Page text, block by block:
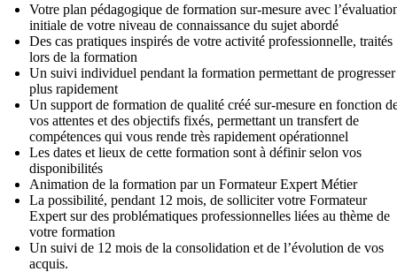
Votre plan pédagogique de formation sur-mesure avec
initiale de votre niveau de connaissance du sujet abordé
Des cas pratiques inspirés de votre activité professionnelle, traités
lors de la formation
Un suivi individuel pendant la formation permettant de progresser
plus rapidement
Un support de formation de qualité créé sur-mesure en fonction
vos attentes et des objectifs fixés, permettant un transfert de
compétences qui vous rende très rapidement opérationnel
Les dates et lieux de cette formation sont à définir selon vos
disponibilités
Animation de la formation par un Formateur Expert Métier
La possibilité, pendant 12 mois, de solliciter votre Formateur
Expert sur des problématiques professionnelles liées au thème de
votre formation
Un suivi de 12 mois de la consolidation et de l’évolution de vos
acquis.